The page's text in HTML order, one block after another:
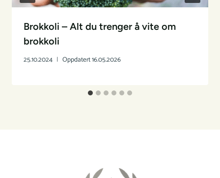
Brokkoli – Alt du trenger å vite om
brokkoli
25.10.2024 Oppdatert16.05.2026